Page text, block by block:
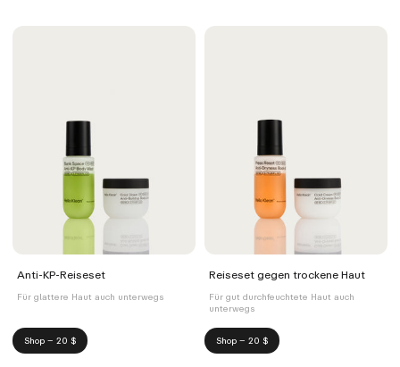
Anti-KP-Reiseset
Für glattere Haut auch unterwegs
Shop – 20 $
Reiseset gegen trockene Haut
Für gut durchfeuchtete Haut auch
unterwegs
Shop – 20 $